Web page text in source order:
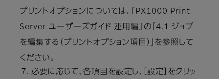
プリントオプションについては、『PX1000 Print
Server ユーザーズガイド 運用編』の「4.1 ジョブ
を編集する（プリントオプション項目）」を参照して
ください。
必要に応じて、各項目を設定し、［設定］をクリッ